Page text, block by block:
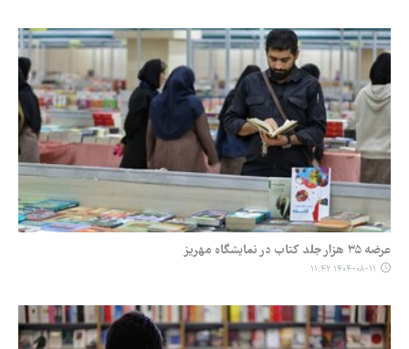
عرضه ۳۵ هزار جلد کتاب در نمایشگاه مهریز
۱۴۰۴-۰۸-۱۱ ۱۱:۴۲